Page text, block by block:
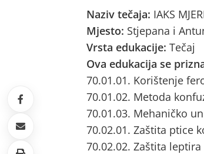
Naziv tečaja: IAKS
Mjesto: Stjepana i
Vrsta edukacije: Tečaj
Ova edukacija se
70.01.01. Korištenje
70.01.02. Metoda
70.01.03. Mehaničko
70.02.01. Zaštita ptice
70.02.02. Zaštita